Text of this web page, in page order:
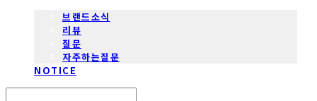
브랜드소식
리뷰
질문
자주하는질문
NOTICE